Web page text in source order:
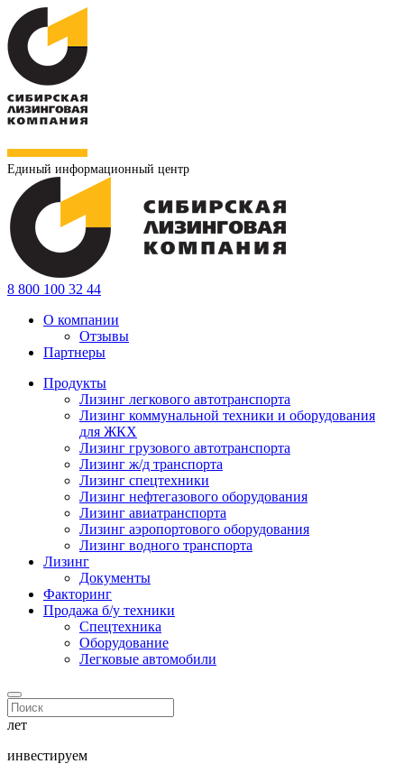
Единый информационный центр
8 800 100 32 44
О компании
Отзывы
Партнеры
Продукты
Лизинг легкового автотранспорта
Лизинг коммунальной техники и оборудования
для ЖКХ
Лизинг грузового автотранспорта
Лизинг ж/д транспорта
Лизинг спецтехники
Лизинг нефтегазового оборудования
Лизинг авиатранспорта
Лизинг аэропортового оборудования
Лизинг водного транспорта
Лизинг
Документы
Факторинг
Продажа б/у техники
Спецтехника
Оборудование
Легковые автомобили
лет
инвестируем